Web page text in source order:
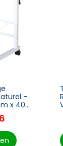
–
x 40
en